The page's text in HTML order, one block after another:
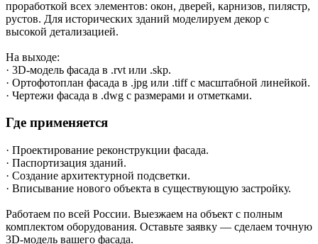
проработкой всех элементов: окон, дверей, карнизов, пилястр,
рустов. Для исторических зданий моделируем декор с
высокой детализацией.
На выходе:
· 3D-модель фасада в .rvt или .skp.
· Ортофотоплан фасада в .jpg или .tiff с масштабной линейкой.
· Чертежи фасада в .dwg с размерами и отметками.
Где применяется
· Проектирование реконструкции фасада.
· Паспортизация зданий.
· Создание архитектурной подсветки.
· Вписывание нового объекта в существующую застройку.
Работаем по всей России. Выезжаем на объект с полным
комплектом оборудования. Оставьте заявку — сделаем точную
3D-модель вашего фасада.